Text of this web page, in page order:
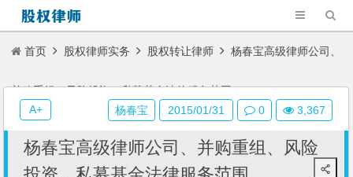
首页 股权律师实务 股权转让律师 杨春宝高级律师公司、
并购重组、风险投资、私募基金法律服务范围
杨春宝高级律师公司、并购重组、风险
杨春宝 2015/01/31 0 3,367
A+